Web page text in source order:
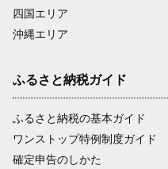
四国エリア
沖縄エリア
ふるさと納税ガイド
ふるさと納税の基本ガイド
ワンストップ特例制度ガイド
確定申告のしかた